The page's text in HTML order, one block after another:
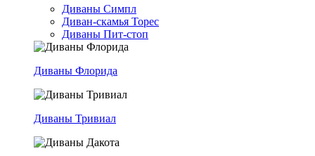
Диваны Симпл
Диван-скамья Торес
Диваны Пит-стоп
Диваны Флорида
Диваны Тривиал